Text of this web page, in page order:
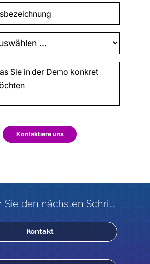
Kontaktiere uns
Sie den nächsten Schritt
Kontakt